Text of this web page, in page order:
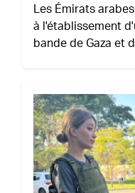
Les Émirats
à l'établissement
bande de Gaza et